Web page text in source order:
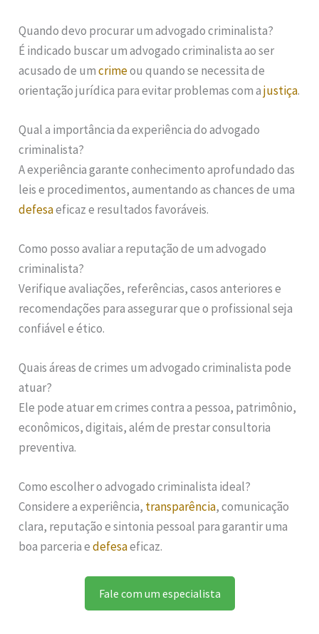
Quando devo procurar um advogado criminalista?
É indicado buscar um advogado criminalista ao ser
acusado de umcrimeou quando se necessita de
orientação jurídica para evitar problemas com ajustiça.
Qual a importância da experiência do advogado
criminalista?
A experiência garante conhecimento aprofundado das
leis e procedimentos, aumentando as chances de uma
defesaeficaz e resultados favoráveis.
Como posso avaliar a reputação de um advogado
criminalista?
Verifique avaliações, referências, casos anteriores e
recomendações para assegurar que o profissional seja
confiável e ético.
Quais áreas de crimes um advogado criminalista pode
atuar?
Ele pode atuar em crimes contra a pessoa, patrimônio,
econômicos, digitais, além de prestar consultoria
preventiva.
Como escolher o advogado criminalista ideal?
Considere a experiência, transparência, comunicação
clara, reputação e sintonia pessoal para garantir uma
boa parceria edefesaeficaz.
Fale com um especialista